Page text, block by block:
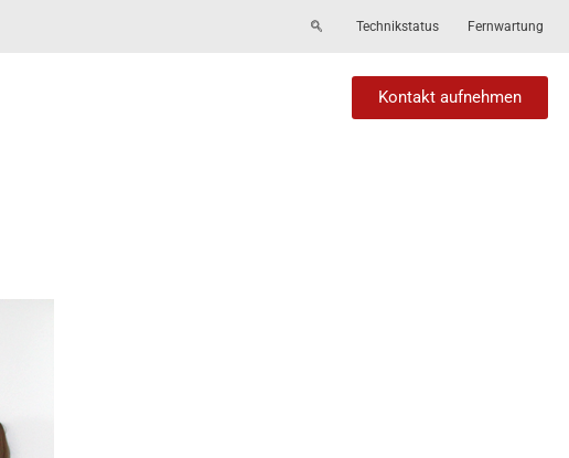
Technikstatus Fernwartung
Kontakt aufnehmen